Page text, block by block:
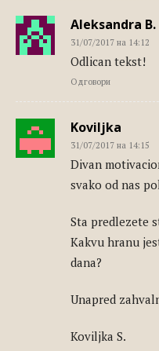
Aleksandra B.
31/07/2017 на 14:12
Odlican tekst!
Одговори
Koviljka
31/07/2017 на 14:15
Divan
svako od nas
Sta predlezete
Kakvu hranu
dana?
Unapred
Koviljka S.